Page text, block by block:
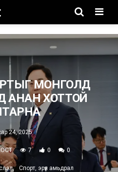
Menu
МОНГОЛД
АНАН ХОТТОЙ
24, 2025
7 0 0
Спорт, эрүүл амьдрал